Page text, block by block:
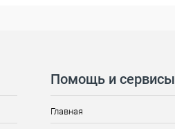
Помощь и сервисы
Главная